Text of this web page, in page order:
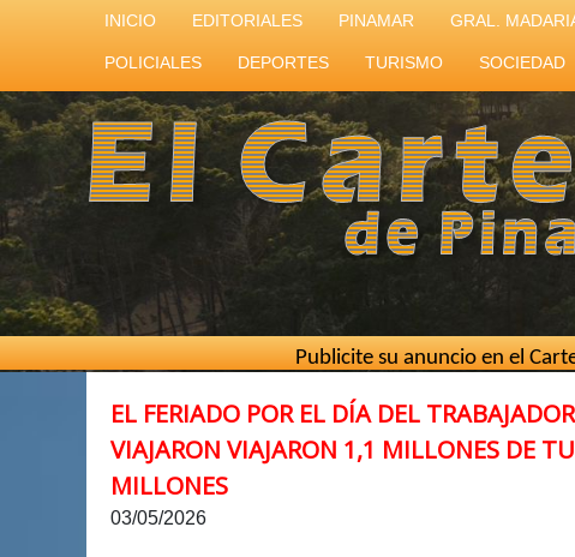
INICIO EDITORIALES PINAMAR GRAL.
POLICIALES DEPORTES TURISMO SOCIEDAD
Publicite su anuncio en el Cartero de
EL FERIADO POR EL DÍA DEL
VIAJARON VIAJARON 1,1 MILLONES DE
MILLONES
03/05/2026